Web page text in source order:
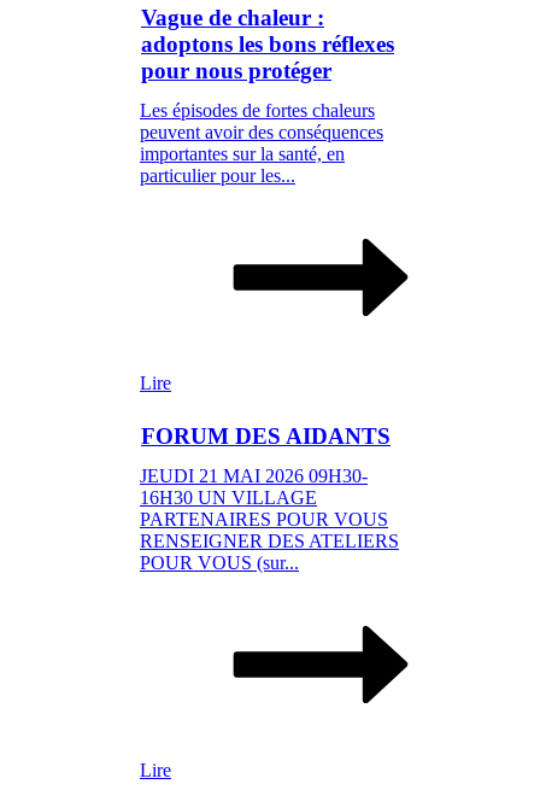
Vague de chaleur :
adoptons les bons réflexes
pour nous protéger
Les épisodes de fortes chaleurs
peuvent avoir des conséquences
importantes sur la santé, en
particulier pour les...
Lire
FORUM DES AIDANTS
JEUDI 21 MAI 2026 09H30-
16H30 UN VILLAGE
PARTENAIRES POUR VOUS
RENSEIGNER DES ATELIERS
POUR VOUS (sur...
Lire